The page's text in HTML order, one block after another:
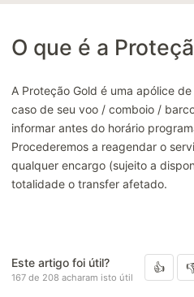
Fazer uma reserva
Modificar ou cancelar a sua
Pagamentos/Reembolsos
O que é a
A Proteção Gold é uma apólice
caso de seu voo / comboio /
informar antes do horário
Procederemos a reagendar o
qualquer encargo (sujeito a
totalidade o transfer afetado.
Este artigo foi útil?
167 de 208 acharam isto útil